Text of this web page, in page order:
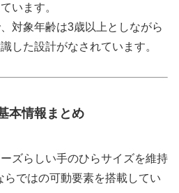
います。
対象年齢は3歳以上としながら
した設計がなされています。
本情報まとめ
ズらしい手のひらサイズを維持
らではの可動要素を搭載してい